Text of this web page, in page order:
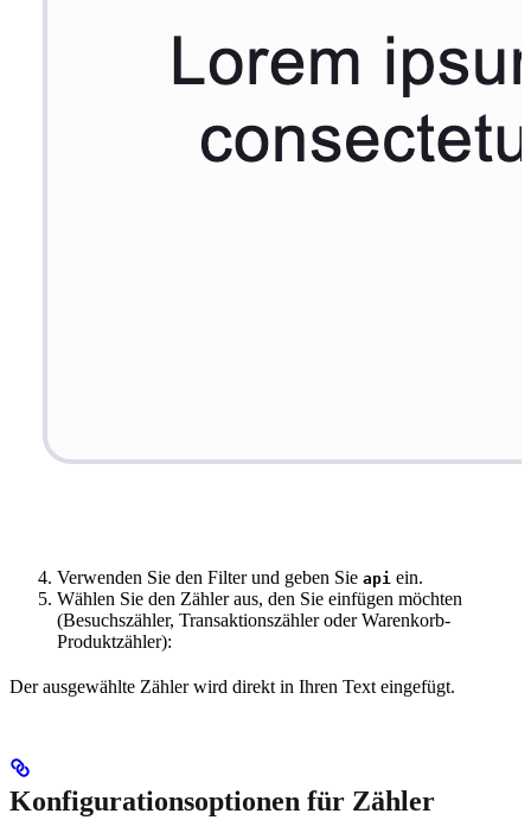
Verwenden Sie den Filter und geben Sie api ein.
Wählen Sie den Zähler aus, den Sie einfügen möchten
(Besuchszähler, Transaktionszähler oder Warenkorb-
Produktzähler):
Der ausgewählte Zähler wird direkt in Ihren Text eingefügt.
Konfigurationsoptionen für Zähler